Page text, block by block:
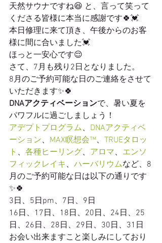
天然サウナですね😆 と、言って笑って
くださる皆様に本当に感謝です🍀💓
本日修理に来て頂き、午後からのお客
様に間に合いました💓
ほっと一安心です😌
さて、7月も残り2日となりました。
8月のご予約可能な日のご連絡をさせて
いただきます✨🍀
DNAアクティベーションで、暑い夏を
パワフルに過ごしましょう！
アデプトプログラム、 DNAアクティベ
ーション、 MAX瞑想会™️、 TRUEタロッ
ト 、 各種ヒーリング、 アロマ、 エンソ
フィックレイキ 、 ハーバリウムなど、8
月のご予約可能な日は以下の通りです
✨🍀
3日、5日pm、7日、9日
16日、17日、18日、20日、24日、25
日、26日、28日、29日、30日、31日
お会い出来ますこと楽しみにしており